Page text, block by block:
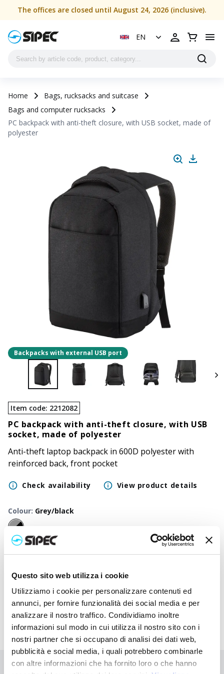
Questo sito web utilizza i cookie
Utilizziamo i cookie per personalizzare contenuti ed
annunci, per fornire funzionalità dei social media e per
analizzare il nostro traffico. Condividiamo inoltre
informazioni sul modo in cui utilizza il nostro sito con i
nostri partner che si occupano di analisi dei dati web,
pubblicità e social media, i quali potrebbero combinarle
con altre informazioni che ha fornito loro o che hanno
The offices are closed until August 24, 2026 (inclusive).
EN
Home
Bags, rucksacks and suitcase
Bags and computer rucksacks
PC backpack with anti-theft closure, with USB socket, made of
polyester
Backpacks with external USB port
Item code: 2212082
PC backpack with anti-theft closure, with USB
socket, made of polyester
Anti-theft laptop backpack in 600D polyester with
reinforced back, front pocket
Check availability View product details
Colour: Grey/black
50+ 100+ 250+ 500+ 1000+ 2500+
price
Printed
price
31,547€ 31,470€ 31,398€ 31,328€ 31,260€